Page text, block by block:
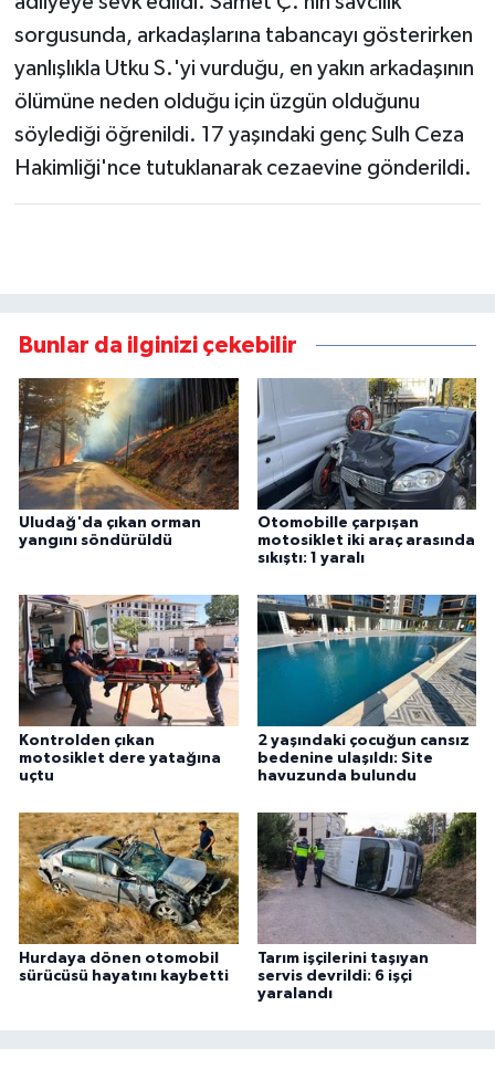
sorgusunda, arkadaşlarına tabancayı gösterirken
yanlışlıkla Utku S.'yi vurduğu, en yakın arkadaşının
ölümüne neden olduğu için üzgün olduğunu
söylediği öğrenildi. 17 yaşındaki genç Sulh Ceza
Hakimliği'nce tutuklanarak cezaevine gönderildi.
Bunlar da ilginizi çekebilir
Uludağ'da çıkan orman
yangını söndürüldü
Otomobille çarpışan
motosiklet iki araç arasında
sıkıştı: 1 yaralı
Kontrolden çıkan
motosiklet dere yatağına
uçtu
2 yaşındaki çocuğun cansız
bedenine ulaşıldı: Site
havuzunda bulundu
Hurdaya dönen otomobil
sürücüsü hayatını kaybetti
Tarım işçilerini taşıyan
servis devrildi: 6 işçi
yaralandı